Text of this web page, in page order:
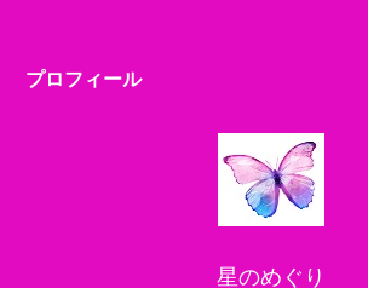
プロフィール
星のめぐり